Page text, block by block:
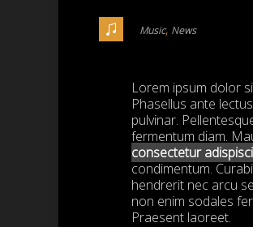
Music, News
Lorem ipsum dolor
Phasellus ante
pulvinar.
fermentum diam.
consectetur
condimentum.
hendrerit nec arcu
non enim sodales
Praesent laoreet.